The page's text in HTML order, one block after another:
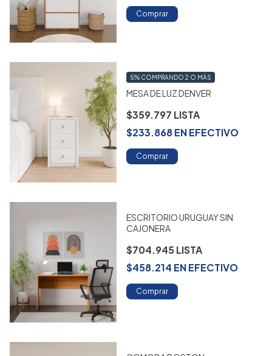
Comprar
MESA DE LUZ DENVER
$359.797
5% COMPRANDO 2 O MÁS
$233.868ENEFECTIVO
Comprar
ESCRITORIO URUGUAY SIN
CAJONERA
$704.945
$458.214 ENEFECTIVO
Comprar